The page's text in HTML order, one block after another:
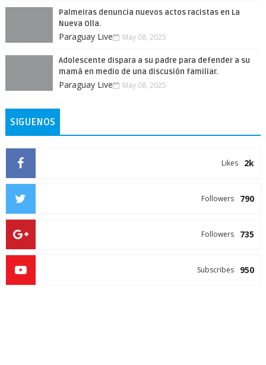
Palmeiras denuncia nuevos actos racistas en La
Nueva Olla.
Paraguay Live May 08, 2025
Adolescente dispara a su padre para defender a su
mamá en medio de una discusión familiar.
Paraguay Live May 08, 2025
SIGUENOS
2k
Likes
790
Followers
735
Followers
950
Subscribes